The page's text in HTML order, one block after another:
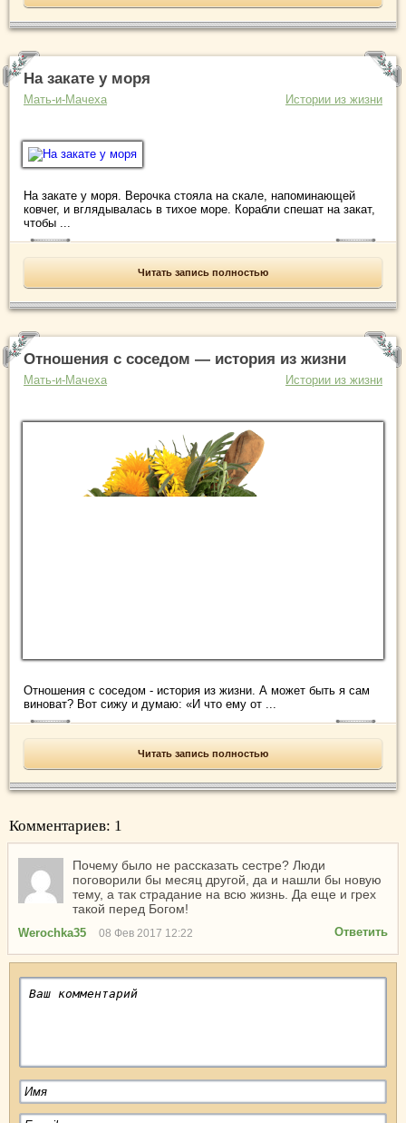
На закате у моря
Мать-и-Мачеха Истории из жизни
На закате у моря. Верочка стояла на скале, напоминающей
ковчег, и вглядывалась в тихое море. Корабли спешат на закат,
чтобы ...
Читать запись полностью
Отношения с соседом — история из жизни
Мать-и-Мачеха Истории из жизни
Отношения с соседом - история из жизни. А может быть я сам
виноват? Вот сижу и думаю: «И что ему от ...
Читать запись полностью
Комментариев: 1
Почему было не рассказать сестре? Люди
поговорили бы месяц другой, да и нашли бы новую
тему, а так страдание на всю жизнь. Да еще и грех
такой перед Богом!
Werochka35 Ответить
08 Фев 2017 12:22